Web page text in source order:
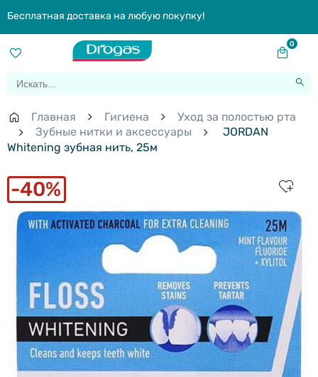
Бесплатная доставка на любую покупку!
0
Главная Гигиена
Уход за полостью рта
Зубные нитки и аксессуары
JORDAN
Whitening зубная нить, 25м
40%